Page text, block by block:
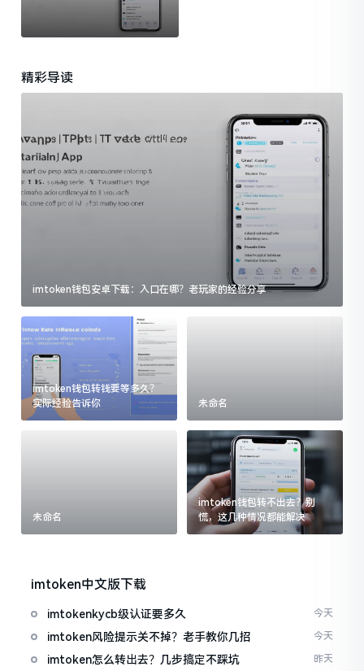
一文给你说清楚
精彩导读
imtoken钱包安卓下载：入口在哪？老玩家的经验分享
imtoken钱包转钱要等多久？
实际经验告诉你
未命名
未命名
imtoken钱包转不出去？别
慌，这几种情况都能解决
imtoken中文版下载
imtokenkycb级认证要多久 今天
imtoken风险提示关不掉？老手教你几招 今天
imtoken怎么转出去？几步搞定不踩坑 昨天